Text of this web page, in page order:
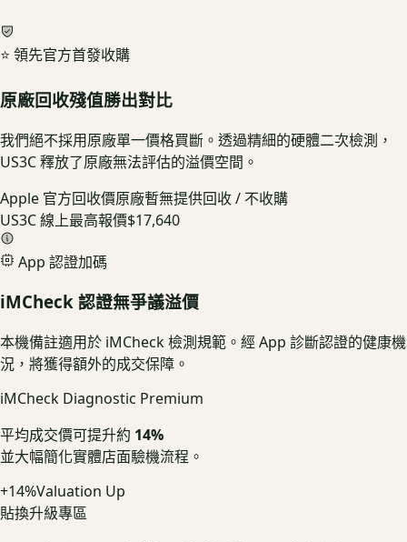
⭐ 領先官方首發收購
原廠回收殘值勝出對比
我們絕不採用原廠單一價格買斷。透過精細的硬體二次檢測，
US3C 釋放了原廠無法評估的溢價空間。
Apple 官方回收價原廠暫無提供回收 / 不收購
US3C 線上最高報價$17,640
App 認證加碼
iMCheck 認證無爭議溢價
本機備註適用於 iMCheck 檢測規範。經 App 診斷認證的健康機
況，將獲得額外的成交保障。
iMCheck Diagnostic Premium
平均成交價可提升約 14%
並大幅簡化實體店面驗機流程。
+14%Valuation Up
貼換升級專區